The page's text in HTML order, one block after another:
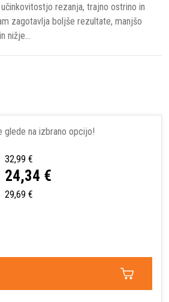
rezanja, trajno ostrino in
zagotavlja boljše rezultate, manjšo
glede na izbrano opcijo!
32,99 €
24,34 €
29,69 €